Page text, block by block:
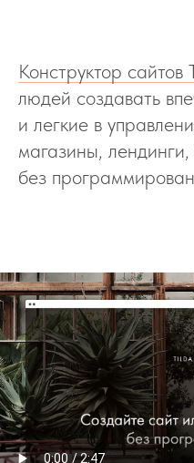
Конструктор сайтов
людей создавать
и легкие в
магазины,
без